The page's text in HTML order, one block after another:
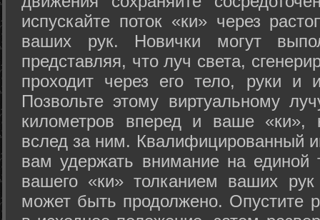
испускайте поток «ки» через
ваших рук. Новички могут
представляя, что луч света,
проходит через его тело, руки и
Позвольте этому виртуальному
километров вперед и ваше «ки»,
вслед за ним. Квалифицированный
вам удержать внимание на единой
вашего «ки» толканием ваших
может быть продолжено. Опустите